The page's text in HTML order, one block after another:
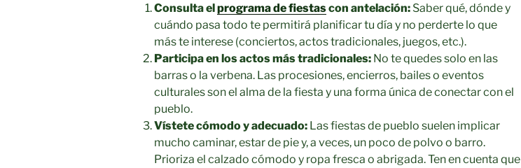
Consulta elprograma de fiestascon antelación: Saber qué, dónde y
cuándo pasa todo te permitirá planificar tu día y no perderte lo que
más te interese (conciertos, actos tradicionales, juegos, etc.).
Participa en los actos más tradicionales: No te quedes solo en las
barras o la verbena. Las procesiones, encierros, bailes o eventos
culturales son el alma de la fiesta y una forma única de conectar con el
pueblo.
Vístete cómodo y adecuado: Las fiestas de pueblo suelen implicar
mucho caminar, estar de pie y, a veces, un poco de polvo o barro.
Prioriza el calzado cómodo y ropa fresca o abrigada. Ten en cuenta que